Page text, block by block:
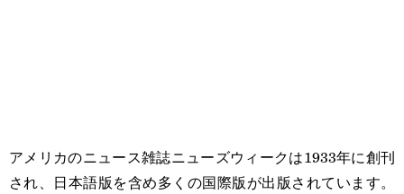
アメリカのニュース雑誌ニューズウィークは1933年に創刊
され、日本語版を含め多くの国際版が出版されています。